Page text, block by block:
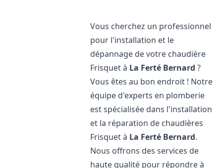
Vous cherchez un professionnel
pour l'installation et le
dépannage de votre chaudière
Frisquet à La Ferté Bernard ?
Vous êtes au bon endroit ! Notre
équipe d'experts en plomberie
est spécialisée dans l'installation
et la réparation de chaudières
Frisquet à La Ferté Bernard.
Nous offrons des services de
haute qualité pour répondre à